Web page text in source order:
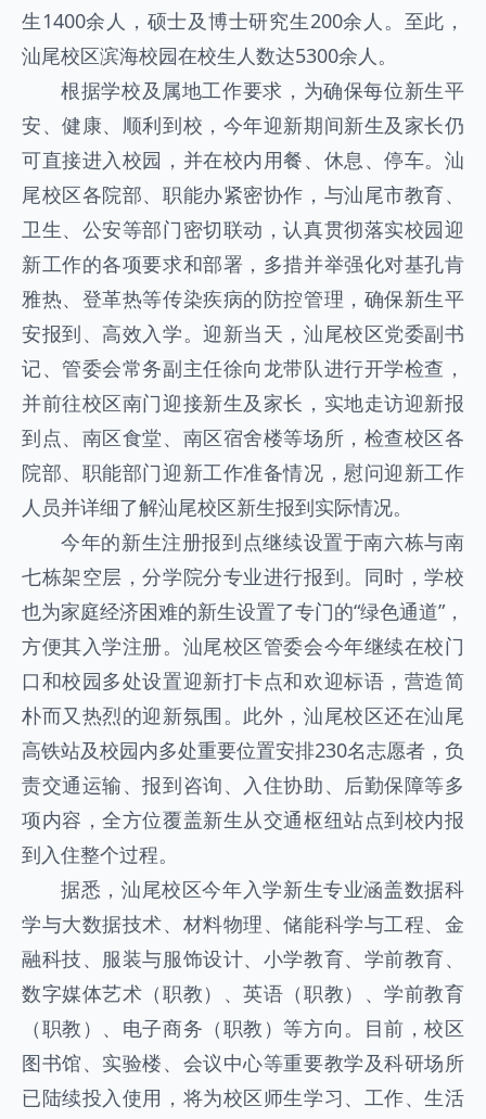
生1400余人，硕士及博士研究生200余人。至此，
汕尾校区滨海校园在校生人数达5300余人。
根据学校及属地工作要求，为确保每位新生平
安、健康、顺利到校，今年迎新期间新生及家长仍
可直接进入校园，并在校内用餐、休息、停车。汕
尾校区各院部、职能办紧密协作，与汕尾市教育、
卫生、公安等部门密切联动，认真贯彻落实校园迎
新工作的各项要求和部署，多措并举强化对基孔肯
雅热、登革热等传染疾病的防控管理，确保新生平
安报到、高效入学。迎新当天，汕尾校区党委副书
记、管委会常务副主任徐向龙带队进行开学检查，
并前往校区南门迎接新生及家长，实地走访迎新报
到点、南区食堂、南区宿舍楼等场所，检查校区各
院部、职能部门迎新工作准备情况，慰问迎新工作
人员并详细了解汕尾校区新生报到实际情况。
今年的新生注册报到点继续设置于南六栋与南
七栋架空层，分学院分专业进行报到。同时，学校
也为家庭经济困难的新生设置了专门的“绿色通道”，
方便其入学注册。汕尾校区管委会今年继续在校门
口和校园多处设置迎新打卡点和欢迎标语，营造简
朴而又热烈的迎新氛围。此外，汕尾校区还在汕尾
高铁站及校园内多处重要位置安排230名志愿者，负
责交通运输、报到咨询、入住协助、后勤保障等多
项内容，全方位覆盖新生从交通枢纽站点到校内报
到入住整个过程。
据悉，汕尾校区今年入学新生专业涵盖数据科
学与大数据技术、材料物理、储能科学与工程、金
融科技、服装与服饰设计、小学教育、学前教育、
数字媒体艺术（职教）、英语（职教）、学前教育
（职教）、电子商务（职教）等方向。目前，校区
图书馆、实验楼、会议中心等重要教学及科研场所
已陆续投入使用，将为校区师生学习、工作、生活